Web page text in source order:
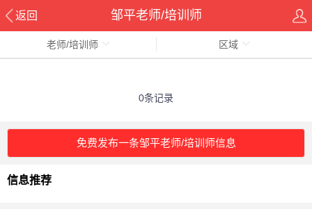
返回 邹平老师/培训师
老师/培训师 区域
0条记录
免费发布一条邹平老师/培训师信息
信息推荐